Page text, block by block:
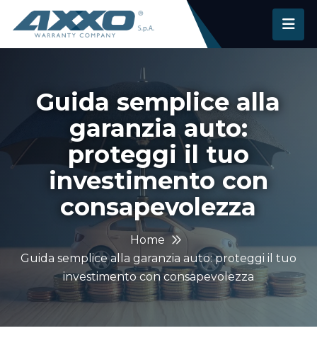
Guida semplice alla
garanzia auto:
proteggi il tuo
investimento con
consapevolezza
Home
Guida semplice alla garanzia auto: proteggi il tuo
investimento con consapevolezza